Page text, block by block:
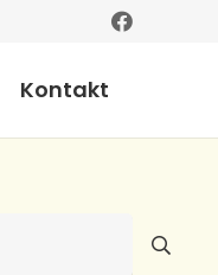
Kontakt